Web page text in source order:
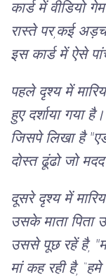
कार्ड में वीडियो
रास्ते पर,कई
इस कार्ड में ऐसे
पहले दृश्य में
हुए दर्शाया गया
जिसपे लिखा है
दोस्त ढूंढो जो
दूसरे दृश्य में
उसके माता
उससे पूछ रहें है,
मां कह रही है,